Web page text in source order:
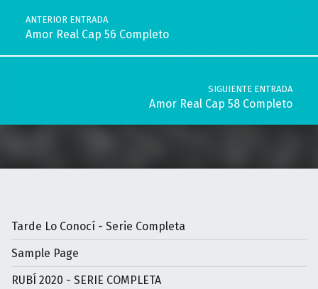
ANTERIOR ENTRADA
Amor Real Cap 56 Completo
SIGUIENTE ENTRADA
Amor Real Cap 58 Completo
Tarde Lo Conocí - Serie Completa
Sample Page
RUBÍ 2020 - SERIE COMPLETA